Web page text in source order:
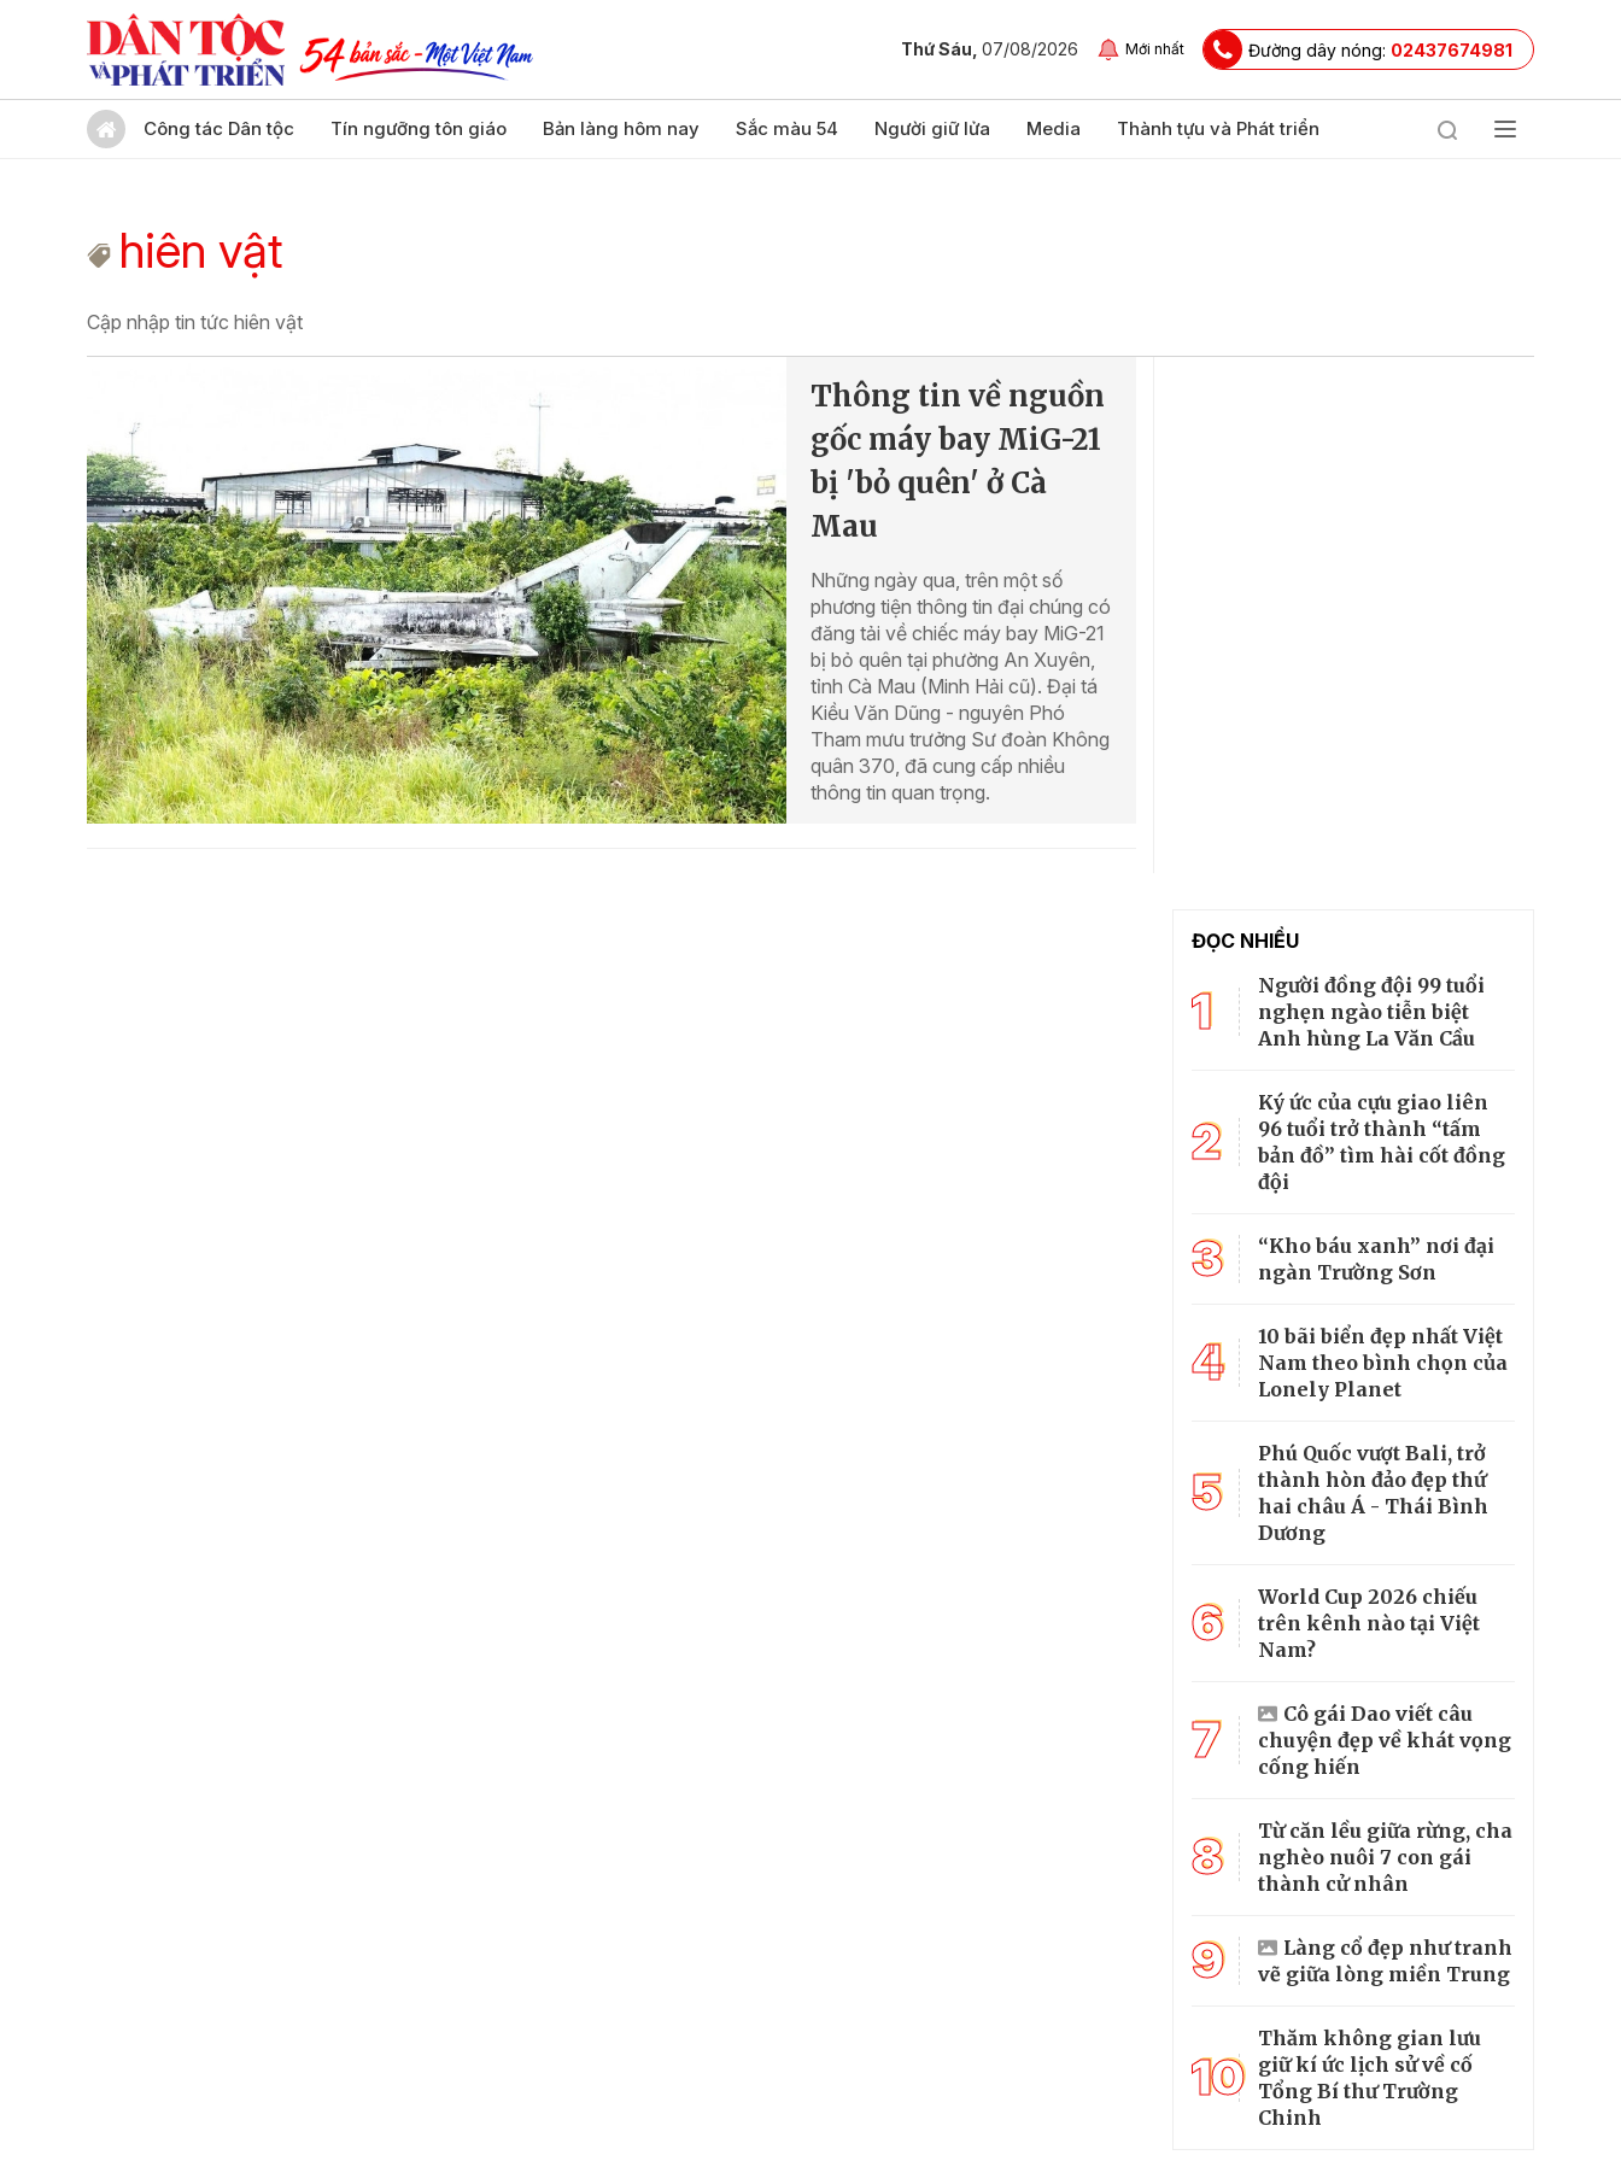
Thứ Sáu, 07/08/2026 Mới nhất Đường dây nóng: 02437674981
Công tác Dân tộc Tín ngưỡng tôn giáo Bản làng hôm nay Sắc màu 54 Người giữ lửa Media Thành tựu và Phát triển
hiên vật
Cập nhập tin tức hiên vật
Thông tin về nguồn
gốc máy bay MiG-21
bị 'bỏ quên' ở Cà
Mau
Những ngày qua, trên một số
phương tiện thông tin đại chúng có
đăng tải về chiếc máy bay MiG-21
bị bỏ quên tại phường An Xuyên,
tỉnh Cà Mau (Minh Hải cũ). Đại tá
Kiều Văn Dũng - nguyên Phó
Tham mưu trưởng Sư đoàn Không
quân 370, đã cung cấp nhiều
thông tin quan trọng.
ĐỌC NHIỀU
1
Người đồng đội 99 tuổi
nghẹn ngào tiễn biệt
Anh hùng La Văn Cầu
2
Ký ức của cựu giao liên
96 tuổi trở thành “tấm
bản đồ” tìm hài cốt đồng
đội
3
“Kho báu xanh” nơi đại
ngàn Trường Sơn
4
10 bãi biển đẹp nhất Việt
Nam theo bình chọn của
Lonely Planet
5
Phú Quốc vượt Bali, trở
thành hòn đảo đẹp thứ
hai châu Á - Thái Bình
Dương
6
World Cup 2026 chiếu
trên kênh nào tại Việt
Nam?
7
Cô gái Dao viết câu
chuyện đẹp về khát vọng
cống hiến
8
Từ căn lều giữa rừng, cha
nghèo nuôi 7 con gái
thành cử nhân
9
Làng cổ đẹp như tranh
vẽ giữa lòng miền Trung
10
Thăm không gian lưu
giữ kí ức lịch sử về cố
Tổng Bí thư Trường
Chinh